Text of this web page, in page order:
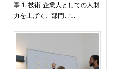
事 1. 技術 企業人としての人財
力を上げて、部門ご…